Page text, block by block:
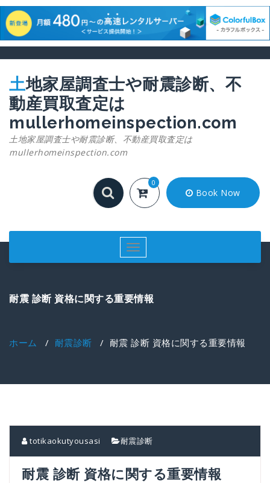
土地家屋調査士や耐震診断、不
動産買取査定は
mullerhomeinspection.com
土地家屋調査士や耐震診断、不動産買取査定は
mullerhomeinspection.com
0
Book Now
ナ
ビ
シ
を
切
え
耐震 診断 資格に関する重要情報
ホーム / 耐震診断 / 耐震 診断 資格に関する重要情報
totikaokutyousasi 耐震診断
耐震 診断 資格に関する重要情報